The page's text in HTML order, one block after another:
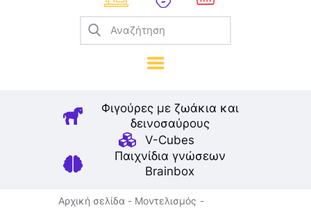
Φιγούρες με ζωάκια και
δεινοσαύρους
V-Cubes
Παιχνίδια γνώσεων
Brainbox
Καλλιτεχνικά
Μοντελισμός
Βιβλία
Παιχνίδια Ρόλων
Αρχική σελίδα
Μοντελισμός